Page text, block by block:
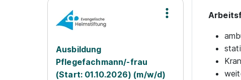
Ausbildung
Pflegefachmann/-frau
(Start: 01.10.2026) (m/w/d)